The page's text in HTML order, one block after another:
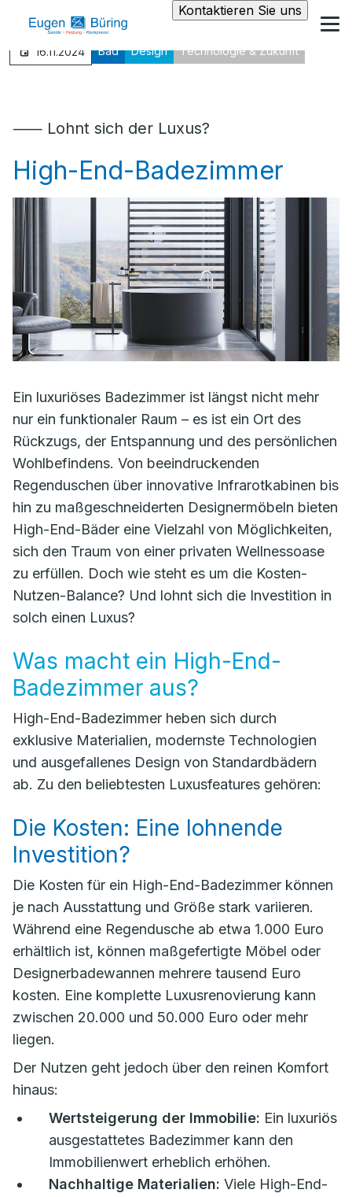
Kontaktieren Sie uns
16.11.2024 Bad Design Technologie & Zukunft
⸺ Lohnt sich der Luxus?
High-End-Badezimmer
Ein luxuriöses Badezimmer ist längst nicht mehr
nur ein funktionaler Raum – es ist ein Ort des
Rückzugs, der Entspannung und des persönlichen
Wohlbefindens. Von beeindruckenden
Regenduschen über innovative Infrarotkabinen bis
hin zu maßgeschneiderten Designermöbeln bieten
High-End-Bäder eine Vielzahl von Möglichkeiten,
sich den Traum von einer privaten Wellnessoase
zu erfüllen. Doch wie steht es um die Kosten-
Nutzen-Balance? Und lohnt sich die Investition in
solch einen Luxus?
Was macht ein High-End-
Badezimmer aus?
High-End-Badezimmer heben sich durch
exklusive Materialien, modernste Technologien
und ausgefallenes Design von Standardbädern
ab. Zu den beliebtesten Luxusfeatures gehören:
Die Kosten: Eine lohnende
Investition?
Die Kosten für ein High-End-Badezimmer können
je nach Ausstattung und Größe stark variieren.
Während eine Regendusche ab etwa 1.000 Euro
erhältlich ist, können maßgefertigte Möbel oder
Designerbadewannen mehrere tausend Euro
kosten. Eine komplette Luxusrenovierung kann
zwischen 20.000 und 50.000 Euro oder mehr
liegen.
Der Nutzen geht jedoch über den reinen Komfort
hinaus:
Wertsteigerung der Immobilie: Ein luxuriös
ausgestattetes Badezimmer kann den
Immobilienwert erheblich erhöhen.
Nachhaltige Materialien: Viele High-End-